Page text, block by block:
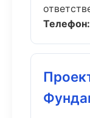
Телефон: